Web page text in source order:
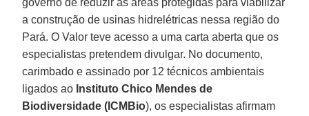
a construção de usinas hidrelétricas nessa região do
Pará. O Valor teve acesso a uma carta aberta que os
especialistas pretendem divulgar. No documento,
carimbado e assinado por 12 técnicos ambientais
ligados ao Instituto Chico Mendes de
Biodiversidade (ICMBio), os especialistas afirmam